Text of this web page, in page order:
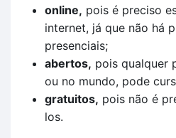
online, pois é preciso
internet, já que não há
presenciais;
abertos, pois qualquer
ou no mundo, pode
gratuitos, pois não é
los.